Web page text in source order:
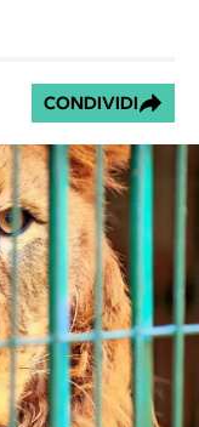
CONDIVIDI